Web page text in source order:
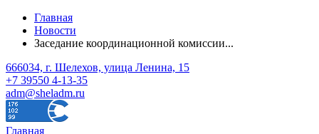
Главная
Новости
Заседание координационной комиссии...
666034, г. Шелехов, улица Ленина, 15
+7 39550 4-13-35
adm@sheladm.ru
Главная